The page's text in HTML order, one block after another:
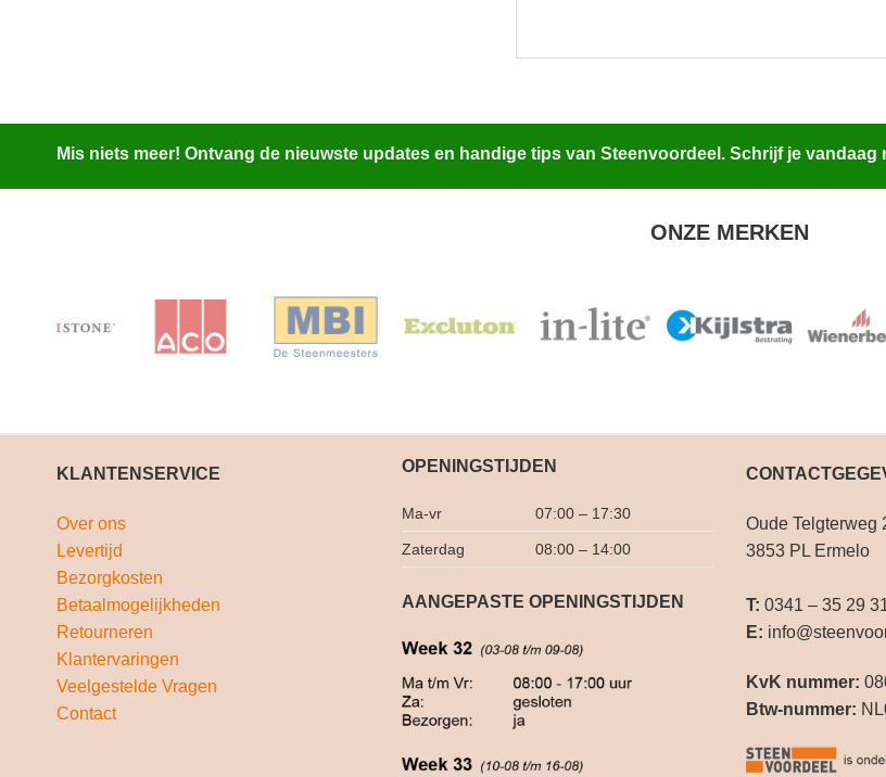
Mis niets meer! Ontvang de nieuwste updates en handige tips van Steenvoordeel. Schrijf je
ONZE MERKEN
KLANTENSERVICE
Over ons
Levertijd
Bezorgkosten
Betaalmogelijkheden
Retourneren
Klantervaringen
Veelgestelde Vragen
Contact
OPENINGSTIJDEN
Ma-vr 07:00 – 17:30
Zaterdag 08:00 – 14:00
AANGEPASTE OPENINGSTIJDEN
Oude Telgterweg
3853 PL Ermelo
T: 0341 – 35 29
E:
KvK nummer:
Btw-nummer: